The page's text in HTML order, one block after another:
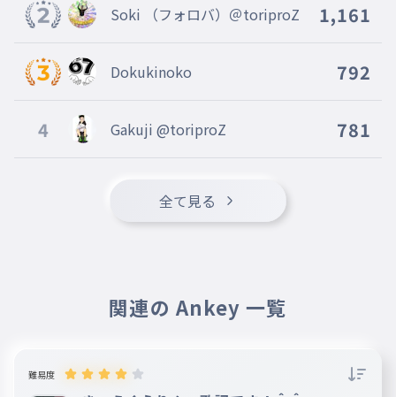
Soki （フォロバ）＠toriproZ 1,161
Dokukinoko 792
4 Gakuji @toriproZ 781
全て見る
関連の Ankey 一覧
難易度